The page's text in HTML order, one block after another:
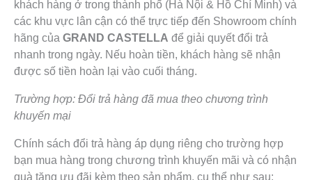
khách hàng ở trong thành phố (Hà Nội & Hồ Chí Minh) và
các khu vực lân cận có thể trực tiếp đến Showroom chính
hãng của GRAND CASTELLA để giải quyết đổi trả
nhanh trong ngày. Nếu hoàn tiền, khách hàng sẽ nhận
được số tiền hoàn lại vào cuối tháng.
Trường hợp: Đổi trả hàng đã mua theo chương trình
khuyến mại
Chính sách đổi trả hàng áp dụng riêng cho trường hợp
bạn mua hàng trong chương trình khuyến mãi và có nhận
quà tặng ưu đãi kèm theo sản phẩm, cụ thể như sau: